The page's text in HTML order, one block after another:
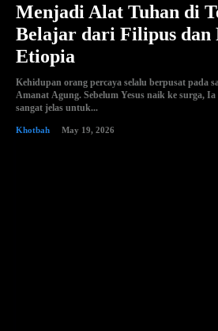
Menjadi Alat Tuhan di
Belajar dari Filipus dan
Etiopia
Kehidupan orang percaya selalu berpusat pada
Amanat Agung. Sebelum Yesus naik ke surga,
sangat jelas untuk...
Khotbah May 19, 2026